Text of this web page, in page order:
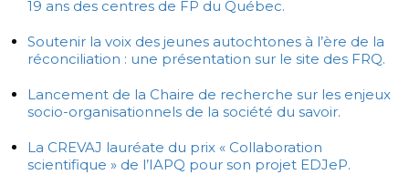
19 ans des centres de FP du Québec.
Soutenir la voix des jeunes autochtones à l’ère de la
réconciliation : une présentation sur le site des FRQ.
Lancement de la Chaire de recherche sur les enjeux
socio-organisationnels de la société du savoir.
La CREVAJ lauréate du prix « Collaboration
scientifique » de l’IAPQ pour son projet EDJeP.